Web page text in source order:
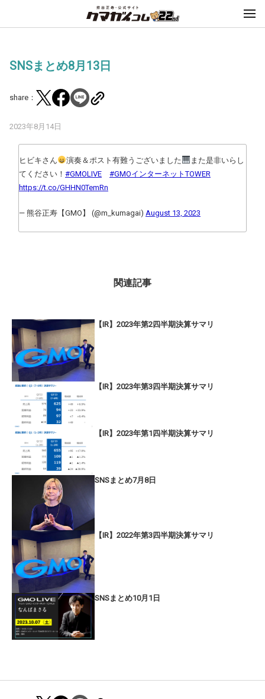
SNSまとめ8月13日
share：
2023年8月14日
ヒビキさん 演奏＆ポスト有難うございました
また是非いらし
てください！ #GMOLIVE
#GMOインターネットTOWER
https://t.co/GHHN0TemRn
— 熊谷正寿【GMO】 (@m_kumagai) August 13, 2023
関連記事
【IR】2023年第2四半期決算サマリ
【IR】2023年第3四半期決算サマリ
【IR】2023年第1四半期決算サマリ
SNSまとめ7月8日
【IR】2022年第3四半期決算サマリ
SNSまとめ10月1日